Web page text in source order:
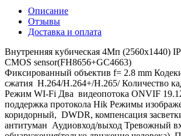
Описание
Отзывы
Доставка и оплата
Внутренняя кубическая 4Mп (2560x1440)
CMOS sensor(FH8656+GC4663)
Фиксированный объектив f= 2.8 mm
сжатия H.264/H.264+/H.265/ Количество
Режим WI-Fi Два видеопотока ONVIF
поддержка протокола Hik Режимы
коридорный, DWDR, компенсация
антитуман Аудиовход/выход Тревожный